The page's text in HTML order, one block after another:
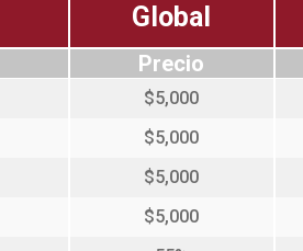
Global
Precio
$5,000
$5,000
$5,000
$5,000